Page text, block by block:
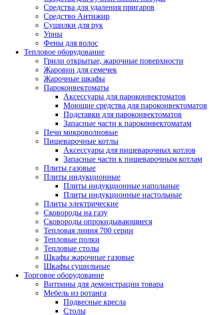
Средства для удаления пригаров
Средство Антижир
Сушилки для рук
Урны
Фены для волос
Тепловое оборудование
Грили открытые, жарочные поверхности
Жаровни для семечек
Жарочные шкафы
Пароконвектоматы
Аксессуары для пароконвектоматов
Моющие средства для пароконвектоматов
Подставки для пароконвектоматов
Запасные части к пароконвектоматам
Печи микроволновые
Пищеварочные котлы
Аксессуары для пищеварочных котлов
Запасные части к пищеварочным котлам
Плиты газовые
Плиты индукционные
Плиты индукционные напольные
Плиты индукционные настольные
Плиты электрические
Сковороды на газу
Сковороды опрокидывающиеся
Тепловая линия 700 серии
Тепловые полки
Тепловые столы
Шкафы жарочные газовые
Шкафы сушильные
Торговое оборудование
Витрины для демонстрации товара
Мебель из ротанга
Подвесные кресла
Столы